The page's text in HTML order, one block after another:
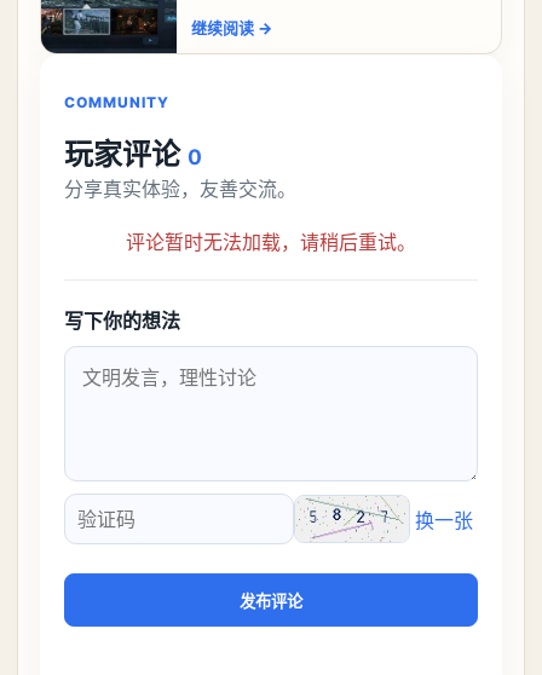
贬不一”。中文区评价394篇，为“多半
继续阅读 →
COMMUNITY
玩家评论 0
分享真实体验，友善交流。
评论暂时无法加载，请稍后重试。
写下你的想法
验证码
换一张
发布评论